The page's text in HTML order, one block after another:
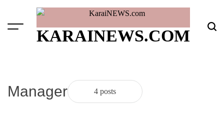
content
Menu KARAINEWS.COM
Manager 4 posts